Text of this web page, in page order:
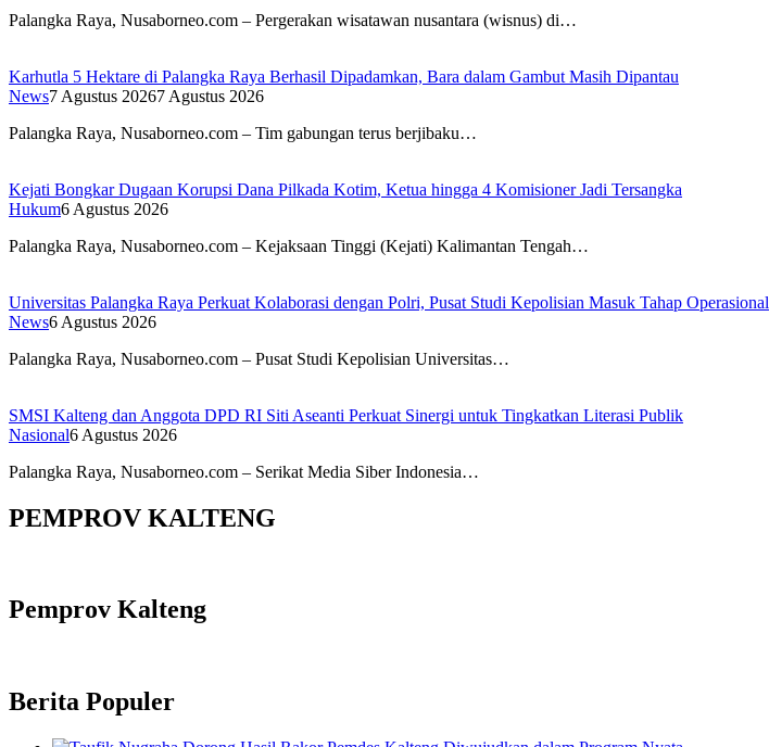
Palangka Raya, Nusaborneo.com – Pergerakan wisatawan nusantara (wisnus) di…
Karhutla 5 Hektare di Palangka Raya Berhasil Dipadamkan, Bara dalam Gambut Masih Dipantau
News7 Agustus 20267 Agustus 2026
Palangka Raya, Nusaborneo.com – Tim gabungan terus berjibaku…
Kejati Bongkar Dugaan Korupsi Dana Pilkada Kotim, Ketua hingga 4 Komisioner Jadi Tersangka
Hukum6 Agustus 2026
Palangka Raya, Nusaborneo.com – Kejaksaan Tinggi (Kejati) Kalimantan Tengah…
Universitas Palangka Raya Perkuat Kolaborasi dengan Polri, Pusat Studi Kepolisian Masuk Tahap Operasional
News6 Agustus 2026
Palangka Raya, Nusaborneo.com – Pusat Studi Kepolisian Universitas…
SMSI Kalteng dan Anggota DPD RI Siti Aseanti Perkuat Sinergi untuk Tingkatkan Literasi Publik
Nasional6 Agustus 2026
Palangka Raya, Nusaborneo.com – Serikat Media Siber Indonesia…
PEMPROV KALTENG
Pemprov Kalteng
Berita Populer